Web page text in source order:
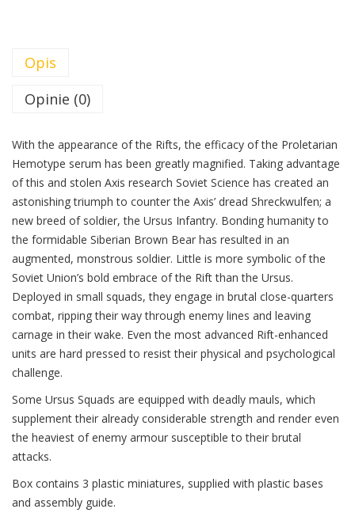
Opis
Opinie (0)
With the appearance of the Rifts, the efficacy of the Proletarian
Hemotype serum has been greatly magnified. Taking advantage
of this and stolen Axis research Soviet Science has created an
astonishing triumph to counter the Axis’ dread Shreckwulfen; a
new breed of soldier, the Ursus Infantry. Bonding humanity to
the formidable Siberian Brown Bear has resulted in an
augmented, monstrous soldier. Little is more symbolic of the
Soviet Union’s bold embrace of the Rift than the Ursus.
Deployed in small squads, they engage in brutal close-quarters
combat, ripping their way through enemy lines and leaving
carnage in their wake. Even the most advanced Rift-enhanced
units are hard pressed to resist their physical and psychological
challenge.
Some Ursus Squads are equipped with deadly mauls, which
supplement their already considerable strength and render even
the heaviest of enemy armour susceptible to their brutal
attacks.
Box contains 3 plastic miniatures, supplied with plastic bases
and assembly guide.